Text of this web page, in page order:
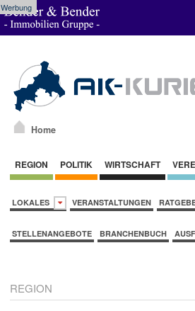
Werbung
Home
REGION POLITIK WIRTSCHAFT
LOKALES VERANSTALTUNGEN
STELLENANGEBOTE BRANCHENBUCH
REGION